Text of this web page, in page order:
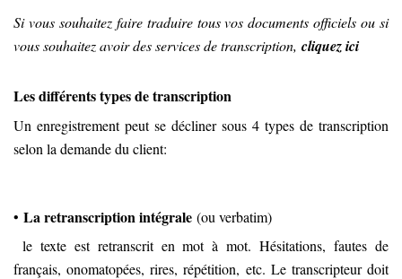
Si vous souhaitez faire traduire tous vos documents officiels ou si
vous souhaitez avoir des services de transcription, cliquez ici
Les différents types de transcription
Un enregistrement peut se décliner sous 4 types de transcription
selon la demande du client:
• La retranscription intégrale (ou verbatim)
le texte est retranscrit en mot à mot. Hésitations, fautes de
français, onomatopées, rires, répétition, etc. Le transcripteur doit